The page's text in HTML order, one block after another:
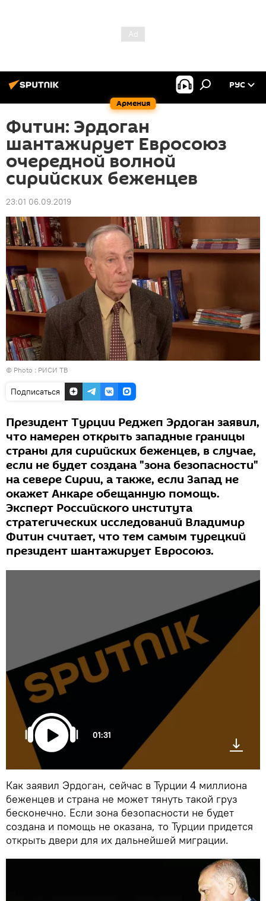
Армения
РУС
Фитин: Эрдоган
шантажирует Евросоюз
очередной волной
сирийских беженцев
23:01 06.09.2019
© Photo : РИСИ ТВ
Подписаться
Президент Турции Реджеп Эрдоган заявил,
что намерен открыть западные границы
страны для сирийских беженцев, в случае,
если не будет создана "зона безопасности"
на севере Сирии, а также, если Запад не
окажет Анкаре обещанную помощь.
Эксперт Российского института
стратегических исследований Владимир
Фитин считает, что тем самым турецкий
президент шантажирует Евросоюз.
01:31
Как заявил Эрдоган, сейчас в Турции 4 миллиона
беженцев и страна не может тянуть такой груз
бесконечно. Если зона безопасности не будет
создана и помощь не оказана, то Турции придется
открыть двери для их дальнейшей миграции.